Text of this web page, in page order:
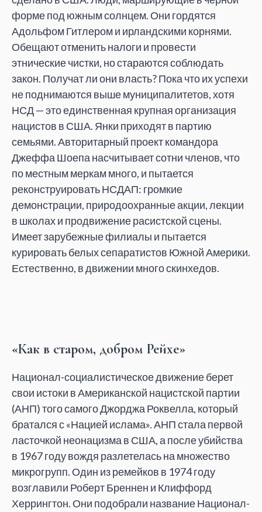
форме под южным солнцем. Они гордятся
Адольфом Гитлером и ирландскими корнями.
Обещают отменить налоги и провести
этнические чистки, ностараются соблюдать
закон. Получатли они власть? Пока что ихуспехи
неподнимаются выше муниципалитетов, хотя
НСД—это единственная крупная организация
нацистов в США. Янки приходят в партию
семьями. Авторитарный проект командора
Джеффа Шоепа насчитывает сотни членов, что
поместным меркам много, и пытается
реконструировать НСДАП: громкие
демонстрации, природоохранные акции, лекции
в школах и продвижение расистской сцены.
Имеет зарубежные филиалы и пытается
курировать белых сепаратистов Южной Америки.
Естественно, вдвижении много скинхедов.
«Как в старом, добром Рейхе»
Национал-социалистическое движение берет
свои истоки вАмериканской нацистской партии
(АНП) того самого Джорджа Роквелла, который
братался с«Нацией ислама». АНП стала первой
ласточкой неонацизма в США, а после убийства
в 1967 году вождя разлетелась на множество
микрогрупп. Один изремейков в 1974 году
возглавили Роберт Бреннен и Клиффорд
Херрингтон. Они подобрали название Национал-